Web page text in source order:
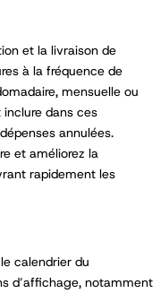
et la livraison de
à la fréquence de
mensuelle ou
dans ces
annulées.
et améliorez la
rapidement les
calendrier du
d’affichage, notamment